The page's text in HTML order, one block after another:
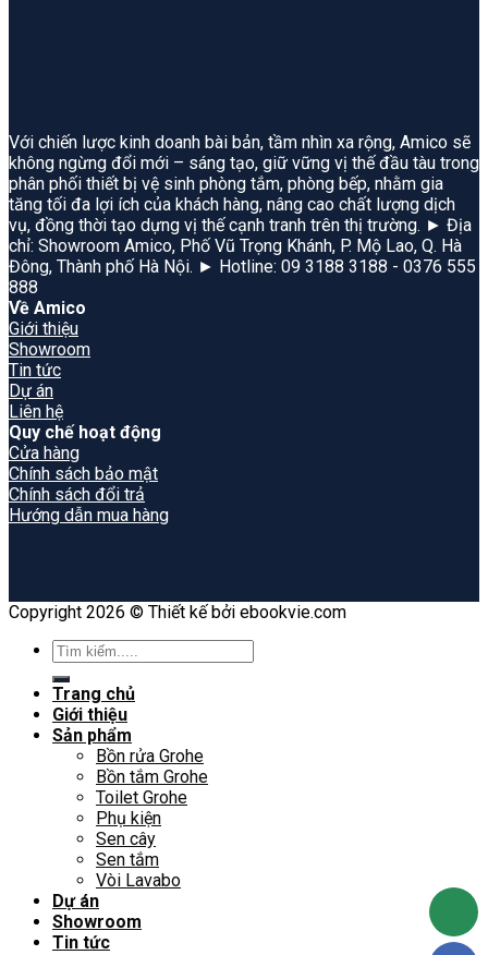
Với chiến lược kinh doanh bài bản, tầm nhìn xa rộng, Amico sẽ
không ngừng đổi mới – sáng tạo, giữ vững vị thế đầu tàu trong
phân phối thiết bị vệ sinh phòng tắm, phòng bếp, nhằm gia
tăng tối đa lợi ích của khách hàng, nâng cao chất lượng dịch
vụ, đồng thời tạo dựng vị thế cạnh tranh trên thị trường. ► Địa
chỉ: Showroom Amico, Phố Vũ Trọng Khánh, P. Mộ Lao, Q. Hà
Đông, Thành phố Hà Nội. ► Hotline: 09 3188 3188 - 0376 555
888
Về Amico
Giới thiệu
Showroom
Tin tức
Dự án
Liên hệ
Quy chế hoạt động
Cửa hàng
Chính sách bảo mật
Chính sách đổi trả
Hướng dẫn mua hàng
Copyright 2026 © Thiết kế bởi ebookvie.com
Search
for:
Trang chủ
Giới thiệu
Sản phẩm
Bồn rửa Grohe
Bồn tắm Grohe
Toilet Grohe
Phụ kiện
Sen cây
Sen tắm
Vòi Lavabo
Dự án
Showroom
Tin tức